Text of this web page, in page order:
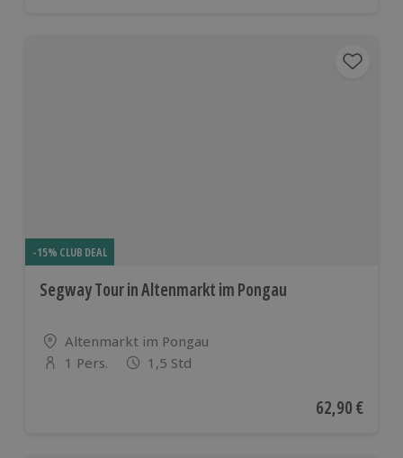
-15% CLUB DEAL
Segway Tour in Altenmarkt im Pongau
Standort
Altenmarkt im Pongau
Anzahl der Teilnehmer
1 Pers. 1,5 Std
Aktueller
62,90 €